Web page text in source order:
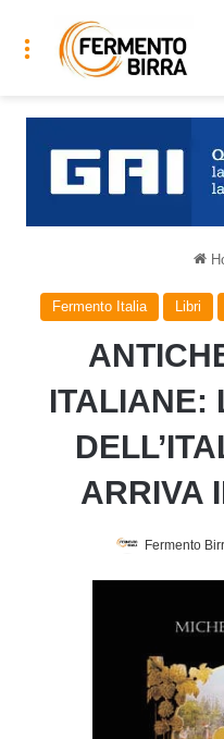
Menu
Fermento Italia Libri
ITALIANE:
ARRIVA
Fermento